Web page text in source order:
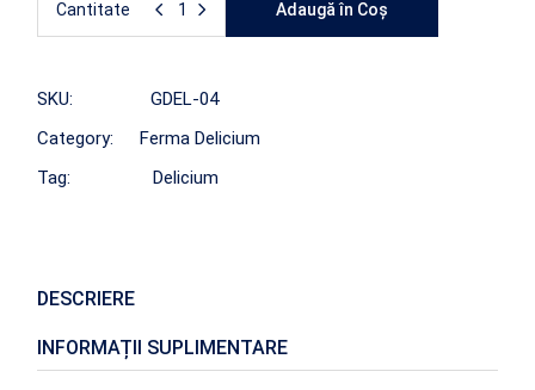
Cantitate Adaugă în Coș
SKU:
GDEL-04
Category:
Ferma Delicium
Tag:
Delicium
DESCRIERE
INFORMAȚII SUPLIMENTARE